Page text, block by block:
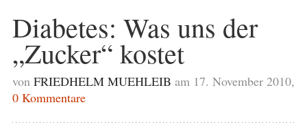
Diabetes: Was uns der
„Zucker“ kostet
von FRIEDHELM MUEHLEIB am 17. November 2010,
0 Kommentare